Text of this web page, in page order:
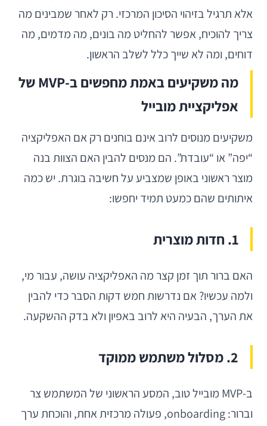
אלא תרגיל בזיהוי הסיכון המרכזי. רק לאחר שמבינים מה
צריך להוכיח, אפשר להחליט מה בונים, מה מדמים, מה
דוחים, ומה לא שייך כלל לשלב הראשון.
מה משקיעים באמת מחפשים ב-MVP של
אפליקציית מובייל
משקיעים מנוסים לרוב אינם בוחנים רק אם האפליקציה
“יפה” או “עובדת”. הם מנסים להבין האם הצוות בנה
מוצר ראשוני באופן שמצביע על חשיבה בוגרת. יש כמה
איתותים שהם כמעט תמיד יחפשו:
1. חדות מוצרית
האם ברור תוך זמן קצר מה האפליקציה עושה, עבור מי,
ולמה עכשיו? אם נדרשות חמש דקות הסבר כדי להבין
את הערך, הבעיה היא לרוב באפיון ולא בדק ההשקעה.
2. מסלול משתמש ממוקד
ב-MVP מובייל טוב, המסע הראשוני של המשתמש צר
וברור: onboarding, פעולה מרכזית אחת, והוכחת ערך